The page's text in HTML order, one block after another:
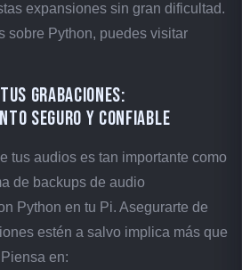
expansiones sin gran dificultad.
sobre Python, puedes visitar
grabaciones:
seguro y confiable
tus audios es tan importante como
de backups de audio
Python en tu Pi. Asegurarte de
estén a salvo implica más que
en: